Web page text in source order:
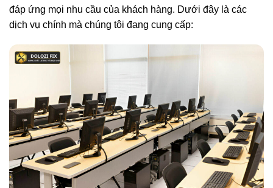
đáp ứng mọi nhu cầu của khách hàng. Dưới đây là các
dịch vụ chính mà chúng tôi đang cung cấp: